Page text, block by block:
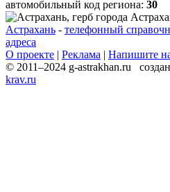
автомобильный код региона: 30
Астрахань - телефонный
адреса
О проекте | Реклама | Напишите
© 2011–2024 g-astrakhan.ru
krav.ru